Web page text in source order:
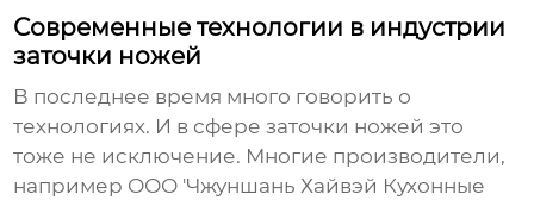
Современные технологии в индустрии
заточки ножей
В последнее время много говорить о
технологиях. И в сфере заточки ножей это
тоже не исключение. Многие производители,
например ООО 'Чжуншань Хайвэй Кухонные